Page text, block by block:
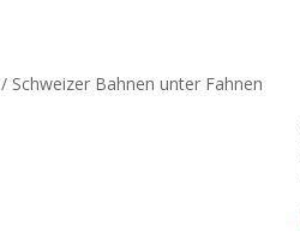
/ Schweizer Bahnen unter Fahnen